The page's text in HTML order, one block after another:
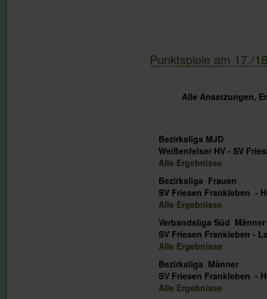
Punktspiele am 17./
Alle Ansetzungen,
Bezirksliga MJD
Weißenfelser HV -
Alle Ergebnisse
Bezirksliga Frauen
SV Friesen Frankleben -
Alle Ergebnisse
Verbandsliga Süd Männer
SV Friesen Frankleben -
Alle Ergebnisse
Bezirksliga Männer
SV Friesen Frankleben -
Alle Ergebnisse